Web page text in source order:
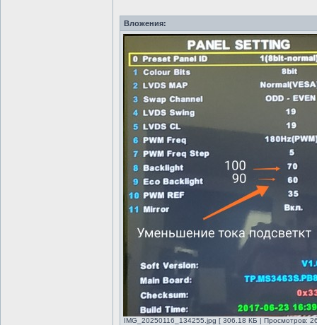
Вложения:
IMG_20250116_134255.jpg [ 306.18 КБ | Просмотров: